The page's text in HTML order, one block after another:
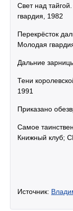
Свет над
гвардия, 1982
Перекрёсток
Молодая
Дальние
Тени
1991
Приказано
Самое
Книжный клуб;
Источник: